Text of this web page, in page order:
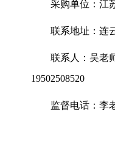
采购单位：江
联系地址：连
联系人：吴老
19502508520
监督电话：李